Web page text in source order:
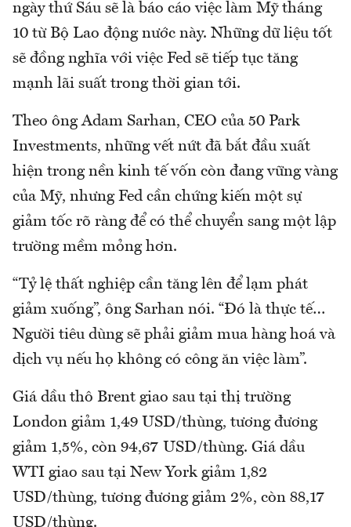
ngày thứ Sáu sẽ là báo cáo việc làm Mỹ tháng
10 từ Bộ Lao động nước này. Những dữ liệu tốt
sẽ đồng nghĩa với việc Fed sẽ tiếp tục tăng
mạnh lãi suất trong thời gian tới.
Theo ông Adam Sarhan, CEO của 50 Park
Investments, những vết nứt đã bắt đầu xuất
hiện trong nền kinh tế vốn còn đang vững vàng
của Mỹ, nhưng Fed cần chứng kiến một sự
giảm tốc rõ ràng để có thể chuyển sang một lập
trường mềm mỏng hơn.
“Tỷ lệ thất nghiệp cần tăng lên để lạm phát
giảm xuống”, ông Sarhan nói. “Đó là thực tế…
Người tiêu dùng sẽ phải giảm mua hàng hoá và
dịch vụ nếu họ không có công ăn việc làm”.
Giá dầu thô Brent giao sau tại thị trường
London giảm 1,49 USD/thùng, tương đương
giảm 1,5%, còn 94,67 USD/thùng. Giá dầu
WTI giao sau tại New York giảm 1,82
USD/thùng, tương đương giảm 2%, còn 88,17
USD/thùng.